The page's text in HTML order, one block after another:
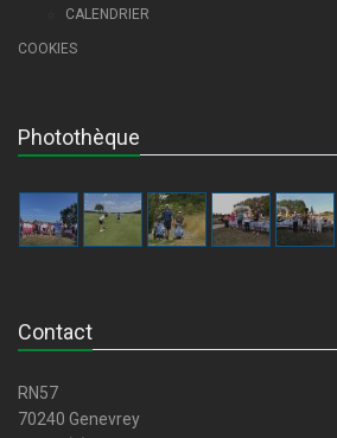
CALENDRIER
COOKIES
Photothèque
Contact
RN57
70240 Genevrey